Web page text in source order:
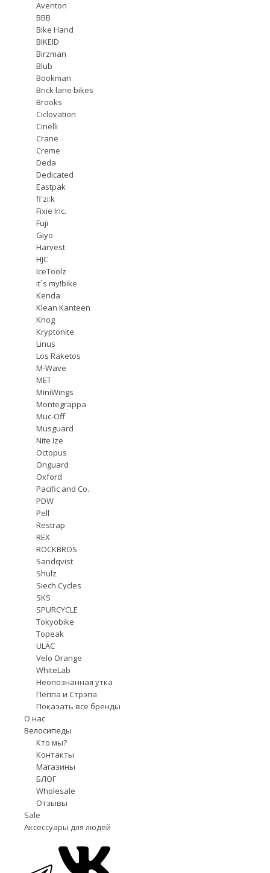
Aventon
BBB
Bike Hand
BIKEID
Birzman
Blub
Bookman
Brick lane bikes
Brooks
Ciclovation
Cinelli
Crane
Creme
Deda
Dedicated
Eastpak
fi'zi:k
Fixie Inc.
Fuji
Giyo
Harvest
HJC
IceToolz
it`s my!bike
Kenda
Klean Kanteen
Knog
Kryptonite
Linus
Los Raketos
M-Wave
MET
MiniWings
Montegrappa
Muc-Off
Musguard
Nite Ize
Octopus
Onguard
Oxford
Pacific and Co.
PDW
Pell
Restrap
REX
ROCKBROS
Sandqvist
Shulz
Siech Cycles
SKS
SPURCYCLE
Tokyobike
Topeak
ULÄC
Velo Orange
WhiteLab
Неопознанная утка
Пеппа и Стрэпа
Показать все бренды
О нас
Велосипеды
Кто мы?
Контакты
Магазины
БЛОГ
Wholesale
Отзывы
Sale
Аксессуары для людей